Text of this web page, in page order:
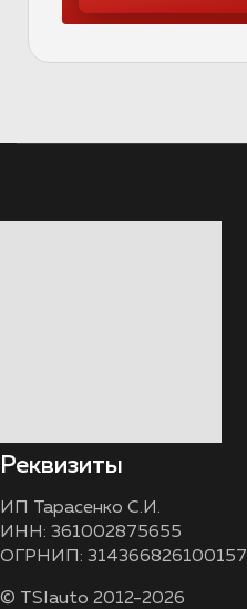
Реквизиты
ИП Тарасенко С.И.
ИНН: 361002875655
ОГРНИП: 314366826100157
© TSIauto 2012-2026